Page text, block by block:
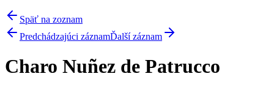
Späť na zoznam
Predchádzajúci záznamĎalší záznam
Charo Nuñez de Patrucco